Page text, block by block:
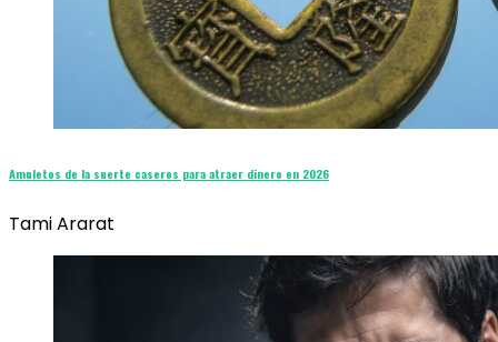
Amuletos de la suerte caseros para atraer dinero en 2026
Tami Ararat